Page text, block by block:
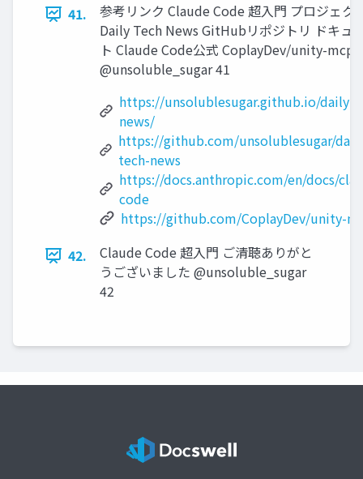
41.
参考リンク Claude Code 超入門 プロジェク
Daily Tech News GitHubリポジトリ ドキュ
ト Claude Code公式 CoplayDev/unity-mcp
@unsoluble_sugar 41
https://unsolublesugar.github.io/daily-
news/
https://github.com/unsolublesugar/
tech-news
https://docs.anthropic.com/en/docs/
code
https://github.com/CoplayDev/unity-
42.
Claude Code 超入門 ご清聴ありがと
うございました @unsoluble_sugar
42